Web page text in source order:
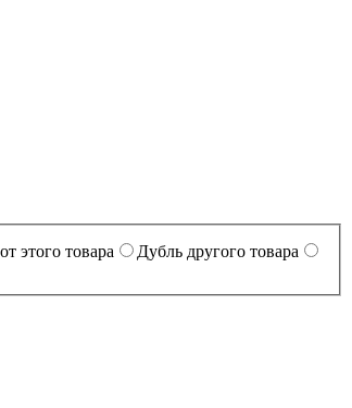
этого товара
Дубль другого товара